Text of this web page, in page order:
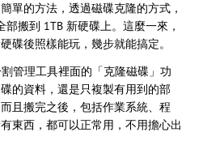
單的方法，透過磁碟克隆的方式，
搬到 1TB 新硬碟上。這麼一來，
碟後照樣能玩，幾步就能搞定。
管理工具裡面的「克隆磁碟」功
的資料，還是只複製有用到的部
且搬完之後，包括作業系統、程
東西，都可以正常用，不用擔心出